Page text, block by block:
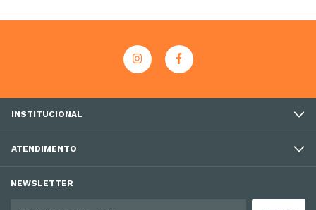
INSTITUCIONAL
ATENDIMENTO
NEWSLETTER